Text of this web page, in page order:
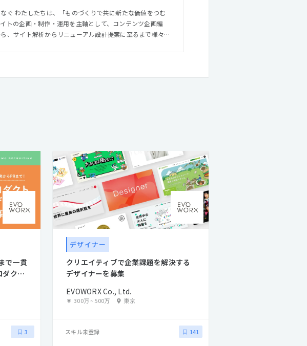
値をつむ
トの企画・制作・運用を主軸として、コンテンツ企画編
、サイト解析からリニューアル設計提案に至るまで様々な
で一貫
クト
3
デザイナー
クリエイティブで企業課題を解決する
デザイナーを募集
EVOWORX Co., Ltd.
300万~500万 東京
スキル未登録 141